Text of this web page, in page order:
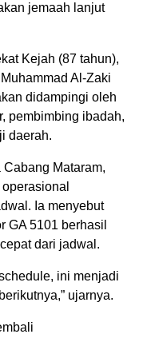
jemaah lanjut
Kejah (87 tahun),
Al-Zaki
didampingi oleh
pembimbing ibadah,
daerah.
Mataram,
Ia menyebut
GA 5101 berhasil
dari jadwal.
ini menjadi
ujarnya.